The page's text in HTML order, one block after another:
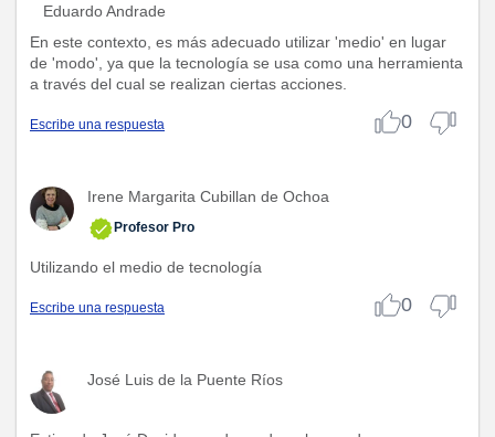
Eduardo Andrade
En este contexto, es más adecuado utilizar 'medio' en lugar
de 'modo', ya que la tecnología se usa como una herramienta
a través del cual se realizan ciertas acciones.
Escribe una respuesta 0
Irene Margarita Cubillan de Ochoa
Profesor Pro
Utilizando el medio de tecnología
Escribe una respuesta 0
José Luis de la Puente Ríos